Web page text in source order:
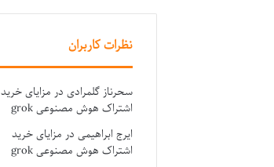
نظرات کاربران
سحرناز گلمرادی در مزایای خرید
اشتراک هوش مصنوعی grok
ایرج ابراهیمی در مزایای خرید
اشتراک هوش مصنوعی grok